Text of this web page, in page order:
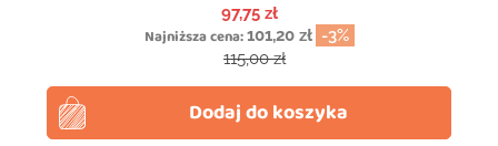
Cena
97,75 zł
Najniższa cena:101,20 zł -3%
Cena podstawowa
115,00 zł
Dodaj do koszyka